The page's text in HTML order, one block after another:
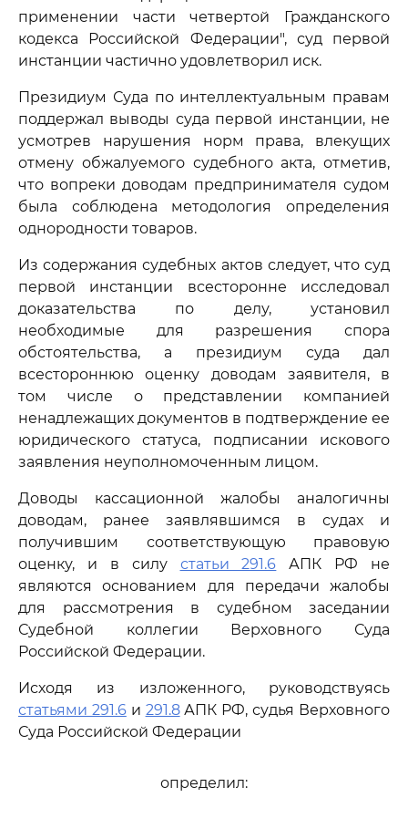
применении части четвертой Гражданского
кодекса Российской Федерации", суд первой
инстанции частично удовлетворил иск.
Президиум Суда по интеллектуальным правам
поддержал выводы суда первой инстанции, не
усмотрев нарушения норм права, влекущих
отмену обжалуемого судебного акта, отметив,
что вопреки доводам предпринимателя судом
была соблюдена методология определения
однородности товаров.
Из содержания судебных актов следует, что суд
первой инстанции всесторонне исследовал
доказательства по делу, установил
необходимые для разрешения спора
обстоятельства, а президиум суда дал
всестороннюю оценку доводам заявителя, в
том числе о представлении компанией
ненадлежащих документов в подтверждение ее
юридического статуса, подписании искового
заявления неуполномоченным лицом.
Доводы кассационной жалобы аналогичны
доводам, ранее заявлявшимся в судах и
получившим соответствующую правовую
оценку, и в силу статьи 291.6 АПК РФ не
являются основанием для передачи жалобы
для рассмотрения в судебном заседании
Судебной коллегии Верховного Суда
Российской Федерации.
Исходя из изложенного, руководствуясь
статьями 291.6и 291.8АПК РФ, судья Верховного
Суда Российской Федерации
определил: